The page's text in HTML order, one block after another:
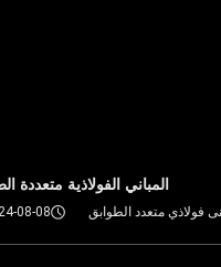
المباني الفولاذية
فولاذي متعدد الطوابق 08-08